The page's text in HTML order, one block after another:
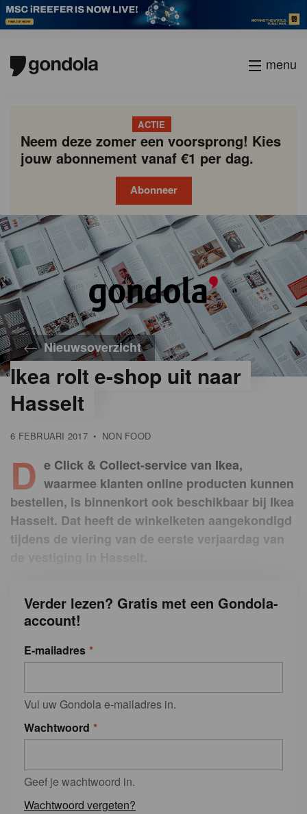
menu
ACTIE
Neem deze zomer een voorsprong! Kies
jouw abonnement vanaf €1 per dag.
Abonneer
Nieuwsoverzicht
Ikea rolt e-shop uit naar
Hasselt
6 FEBRUARI 2017 • NON FOOD
D e Click & Collect-service van Ikea,
waarmee klanten online producten kunnen
bestellen, is binnenkort ook beschikbaar bij Ikea
Hasselt. Dat heeft de winkelketen aangekondigd
tijdens de viering van de eerste verjaardag van
Verder lezen? Gratis met een Gondola-
account!
E-mailadres
Vul uw Gondola e-mailadres in.
Wachtwoord
Geef je wachtwoord in.
Wachtwoord vergeten?
Gondola
academy
Gondola
society